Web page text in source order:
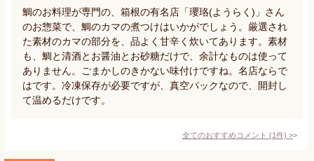
鯛のお料理が専門の、箱根の有名店「瓔珞(ようらく)」さん
のお惣菜で、鯛のカマの煮つけはいかがでしょう。厳選され
た素材のカマの部分を、品よく甘辛く炊いてあります。素材
も、鯛と清酒とお醤油とお砂糖だけで、余計なものは使って
ありません。ごまかしのきかない味付けですね。名店ならで
はです。冷凍保存が必要ですが、真空パックなので、開封し
て温めるだけです。
全てのおすすめコメント (1件) >